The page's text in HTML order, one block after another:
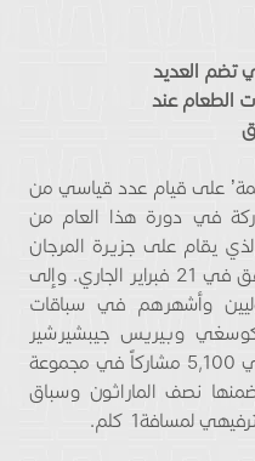
تضم العديد
الطعام عند
على قيام عدد قياسي من
في دورة هذا العام من
يقام على جزيرة المرجان
في رأس الخيمة يوم الجمعة الموافق في 21 فبراير الجاري. وإلى
وأشهرهم في سباقات
كوسغي وبيريس جيبشيرشير
وجوليان فاندرز، سوف ينافس حوالي 5,100 مشاركاً في مجموعة
نصف الماراثون وسباق